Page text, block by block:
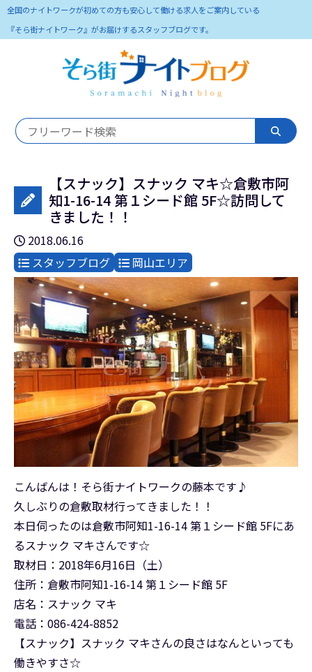
全国のナイトワークが初めての方も安心して働ける求人をご案内している
『そら街ナイトワーク』がお届けするスタッフブログです。
【スナック】スナック マキ☆倉敷市阿
知1-16-14 第１シード館 5F☆訪問して
きました！！
2018.06.16
スタッフブログ
岡山エリア
こんばんは！そら街ナイトワークの藤本です♪
久しぶりの倉敷取材行ってきました！！
本日伺ったのは倉敷市阿知1-16-14 第１シード館 5Fにあ
るスナック マキさんです☆
取材日：2018年6月16日（土）
住所：倉敷市阿知1-16-14 第１シード館 5F
店名：スナック マキ
電話：086-424-8852
【スナック】スナック マキさんの良さはなんといっても
働きやすさ☆